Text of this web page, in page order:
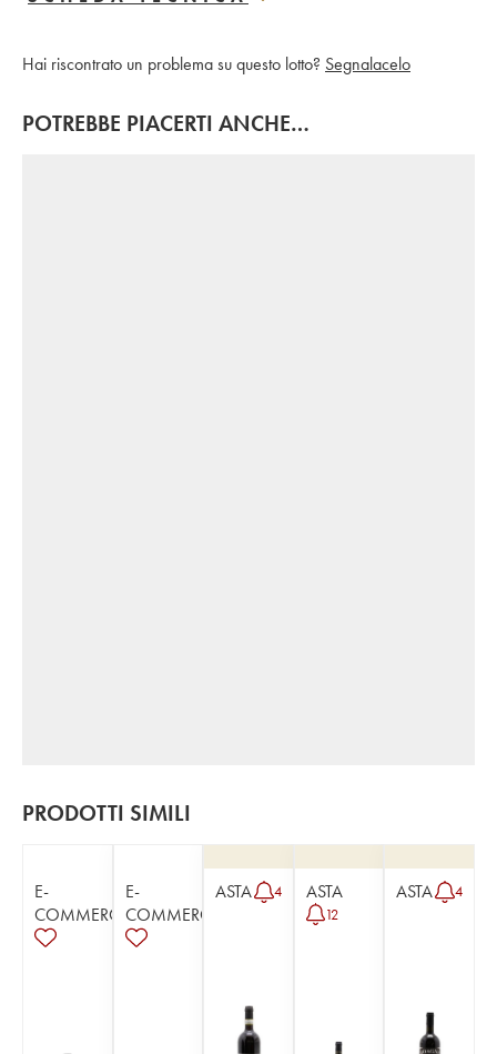
Hai riscontrato un problema su questo lotto? Segnalacelo
POTREBBE PIACERTI ANCHE…
PRODOTTI SIMILI
E-
COMMERCE
E-
COMMERCE
ASTA 4 ASTA
12
ASTA 4